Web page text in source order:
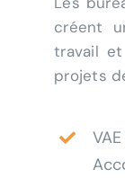
créent
travail
projets